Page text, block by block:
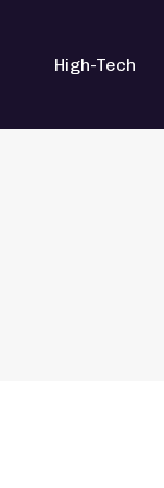
High-Tech